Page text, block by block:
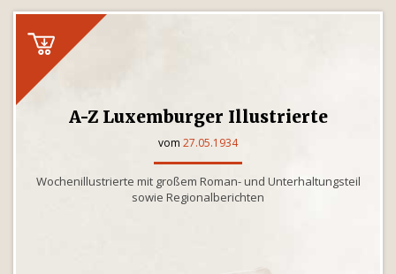
A-Z Luxemburger Illustrierte
vom 27.05.1934
Wochenillustrierte mit großem Roman- und Unterhaltungsteil
sowie Regionalberichten